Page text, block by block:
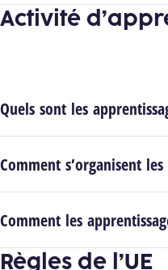
Activité
Quels sont les
Comment s’organisent
Comment les
Règles de l’UE